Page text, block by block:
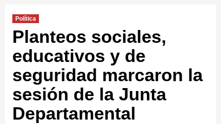
Política
Planteos sociales,
educativos y de
seguridad marcaron la
sesión de la Junta
Departamental